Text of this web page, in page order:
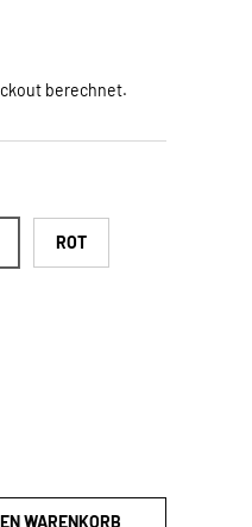
berechnet.
ROT
WARENKORB